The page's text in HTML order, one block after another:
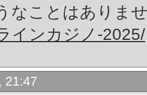
なことはありま
インカジノ-2025/
21:47